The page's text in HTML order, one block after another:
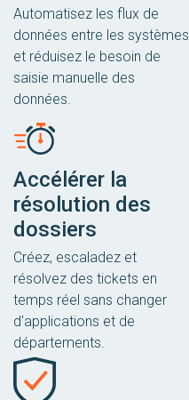
Automatisez les flux de
données entre les systèmes
et réduisez le besoin de
saisie manuelle des
données.
Accélérer la
résolution des
dossiers
Créez, escaladez et
résolvez des tickets en
temps réel sans changer
d'applications et de
départements.